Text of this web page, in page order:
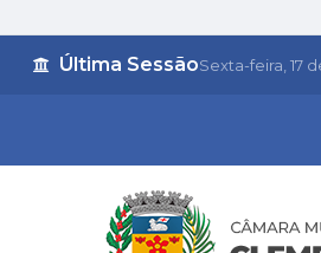
Última SessãoSexta-feira 17